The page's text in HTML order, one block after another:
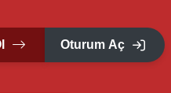
Oturum Aç